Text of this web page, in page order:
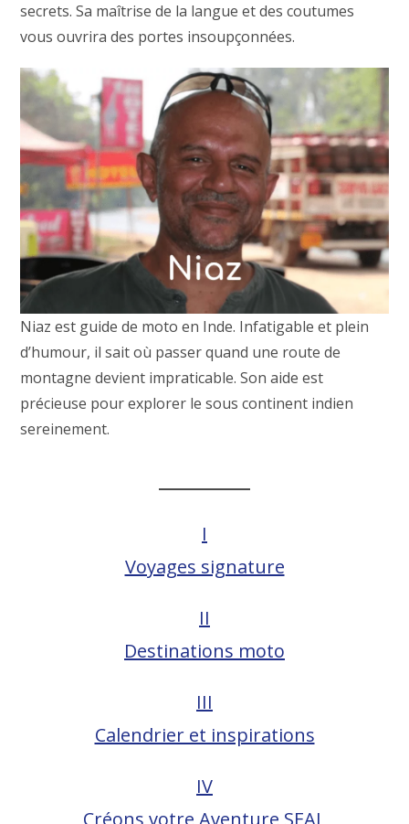
secrets. Sa maîtrise de la langue et des coutumes
vous ouvrira des portes insoupçonnées.
Niaz est guide de moto en Inde. Infatigable et plein
d’humour, il sait où passer quand une route de
montagne devient impraticable. Son aide est
précieuse pour explorer le sous continent indien
sereinement.
I
Voyages signature
II
Destinations moto
III
Calendrier et inspirations
IV
Créons votre Aventure SEAL